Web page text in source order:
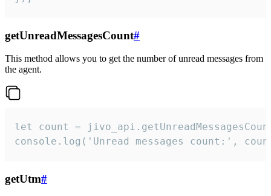
getUnreadMessagesCount#
This method allows you to get the number of unread messages from
the agent.
let count =
console.log('Unread messages count:',
getUtm#